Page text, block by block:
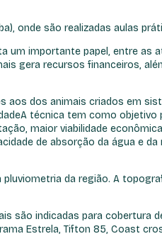
onde são realizadas aulas
importante papel, entre as
gera recursos financeiros,
dos animais criados em
técnica tem como
maior viabilidade
de absorção da água e
da região. A
são indicadas para cobertura
Estrela, Tifton 85, Coast